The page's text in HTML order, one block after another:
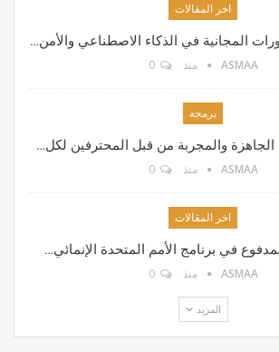
اخر المقالات
ASMAA منذ 0
برمجة
الجاهزة والمجربة من قبل المحترفين لكل…
ASMAA منذ 0
اخر المقالات
في برنامج الأمم المتحدة الإنمائي…
ASMAA منذ 0
المزيد